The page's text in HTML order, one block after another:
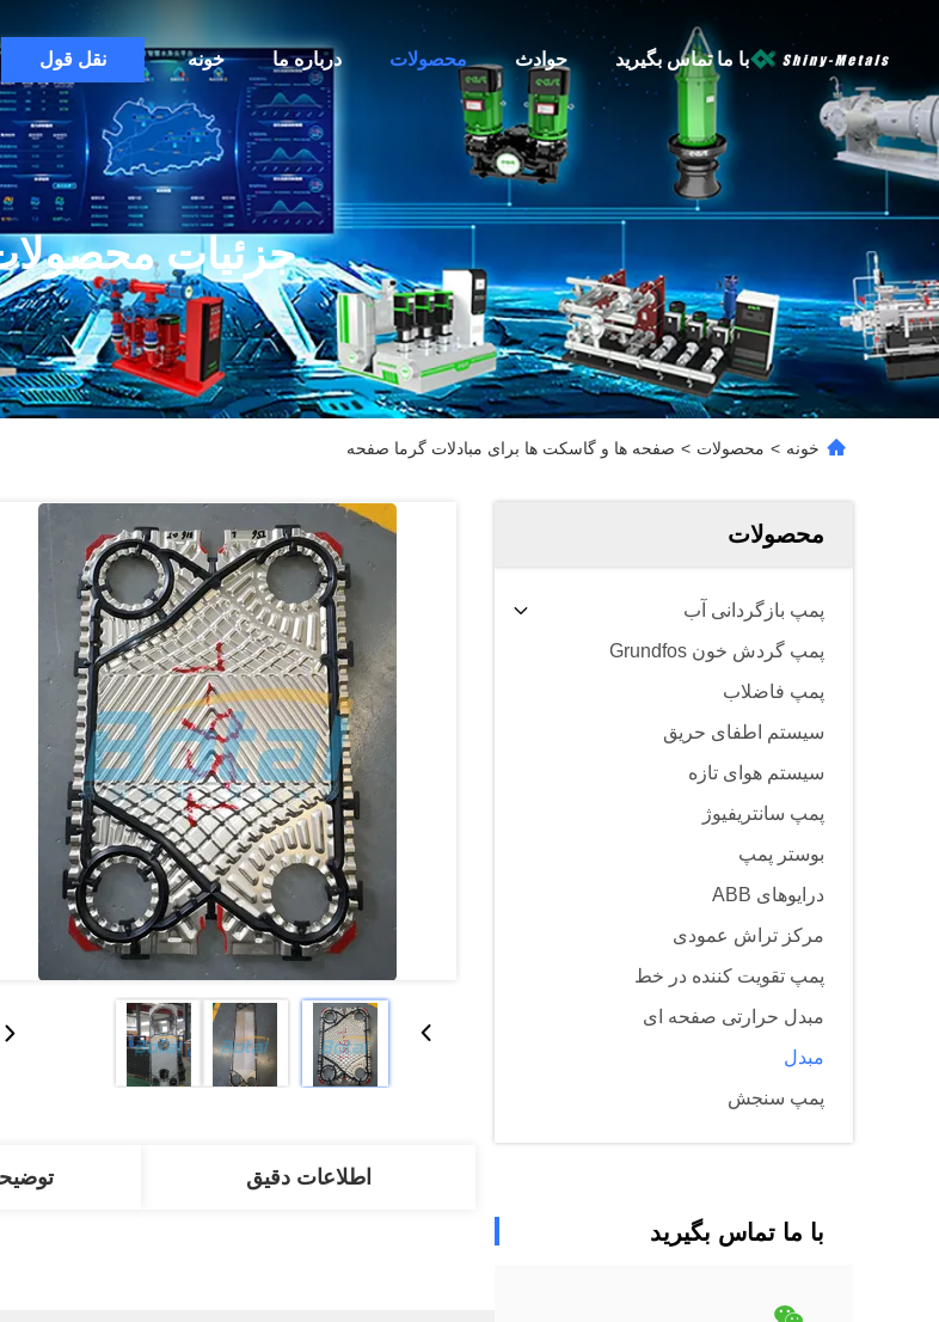
خونه درباره ما محصولات حوادث با ما تماس بگیرید نقل قول
جزئیات
خونه > محصولات > صفحه ها و گاسکت ها برای مبادلات گرما صفحه
محصولات
پمپ بازگردانی آب
پمپ گردش خون Grundfos
پمپ فاضلاب
سیستم اطفای حریق
سیستم هوای تازه
پمپ سانتریفیوژ
بوستر پمپ
درایوهای ABB
مرکز تراش عمودی
پمپ تقویت کننده در خط
مبدل حرارتی صفحه ای
مبدل
پمپ سنجش
با ما تماس بگیرید
اطلاعات دقیق